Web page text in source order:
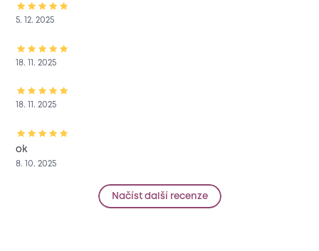
5. 12. 2025
18. 11. 2025
18. 11. 2025
ok
8. 10. 2025
Načíst další recenze